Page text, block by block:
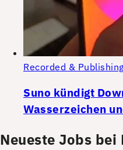
Recorded & Publishing
Suno kündigt
Wasserzeichen
Neueste Jobs bei